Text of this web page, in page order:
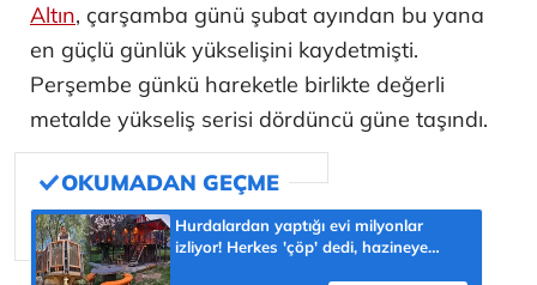
Altın, çarşamba günü şubat ayından bu yana
en güçlü günlük yükselişini kaydetmişti.
Perşembe günkü hareketle birlikte değerli
metalde yükseliş serisi dördüncü güne taşındı.
Hurdalardan yaptığı evi milyonlar
izliyor! Herkes 'çöp' dedi, hazineye